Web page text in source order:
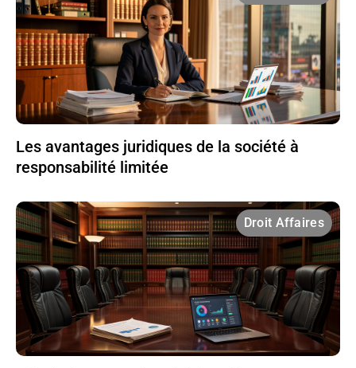
Les avantages juridiques de la société à
responsabilité limitée
Droit Affaires